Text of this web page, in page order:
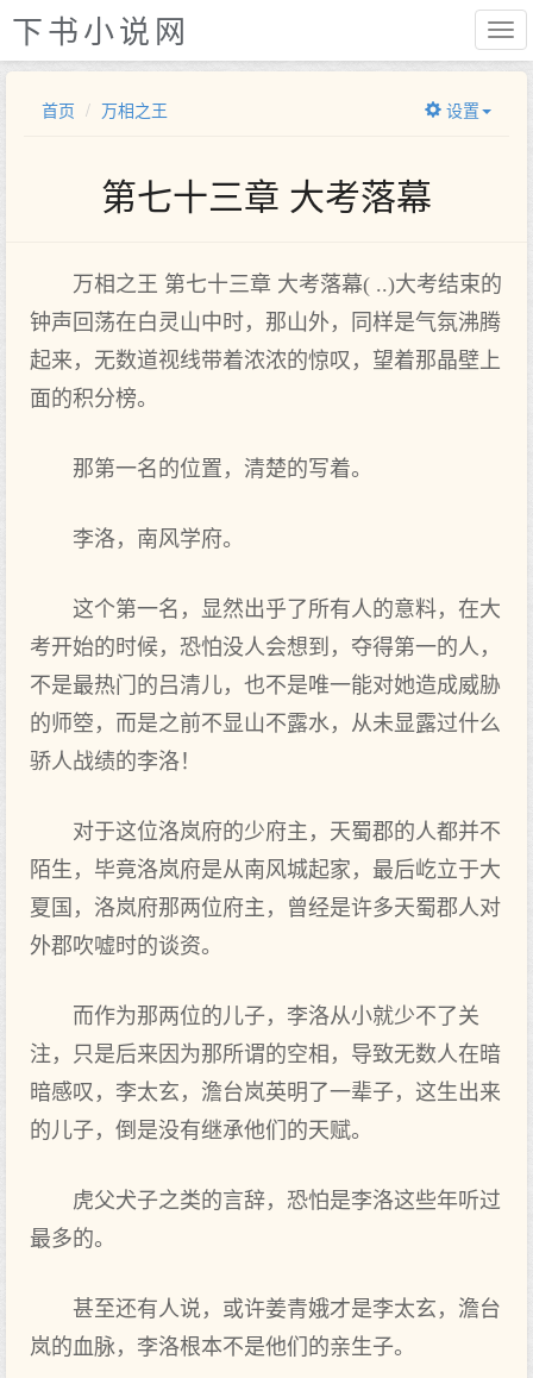
下书小说网
首页 万相之王 设置
第七十三章 大考落幕
万相之王 第七十三章 大考落幕( ..)大考结束的
钟声回荡在白灵山中时，那山外，同样是气氛沸腾
起来，无数道视线带着浓浓的惊叹，望着那晶壁上
面的积分榜。
那第一名的位置，清楚的写着。
李洛，南风学府。
这个第一名，显然出乎了所有人的意料，在大
考开始的时候，恐怕没人会想到，夺得第一的人，
不是最热门的吕清儿，也不是唯一能对她造成威胁
的师箜，而是之前不显山不露水，从未显露过什么
骄人战绩的李洛！
对于这位洛岚府的少府主，天蜀郡的人都并不
陌生，毕竟洛岚府是从南风城起家，最后屹立于大
夏国，洛岚府那两位府主，曾经是许多天蜀郡人对
外郡吹嘘时的谈资。
而作为那两位的儿子，李洛从小就少不了关
注，只是后来因为那所谓的空相，导致无数人在暗
暗感叹，李太玄，澹台岚英明了一辈子，这生出来
的儿子，倒是没有继承他们的天赋。
虎父犬子之类的言辞，恐怕是李洛这些年听过
最多的。
甚至还有人说，或许姜青娥才是李太玄，澹台
岚的血脉，李洛根本不是他们的亲生子。